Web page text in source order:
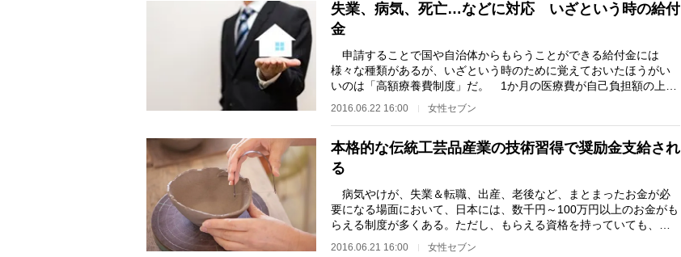
失業、病気、死亡…などに対応 いざという時の給付
金
申請することで国や自治体からもらうことができる給付金には
様々な種類があるが、いざという時のために覚えておいたほうがい
いのは「高額療養費制度」だ。 1か月の医療費が自己負担額の上限
を超えると戻ってくる…
2016.06.22 16:00 女性セブン
本格的な伝統工芸品産業の技術習得で奨励金支給され
る
病気やけが、失業＆転職、出産、老後など、まとまったお金が必
要になる場面において、日本には、数千円～100万円以上のお金がも
らえる制度が多くある。ただし、もらえる資格を持っていても、自
ら届け出なくては決…
2016.06.21 16:00 女性セブン